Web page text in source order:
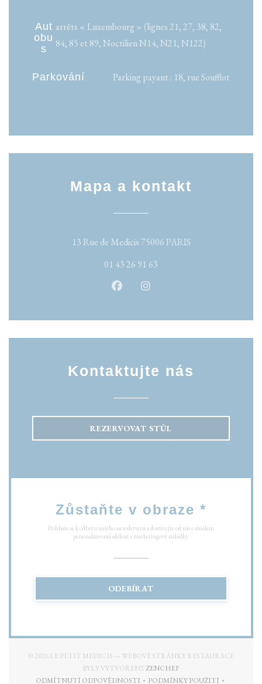
Aut
obu
s
arrêts « Luxembourg » (lignes 21, 27, 38, 82,
84, 85 et 89, Noctilien N14, N21, N122)
Parkování Parking payant : 18, rue Soufflot
Mapa a kontakt
13 Rue de Medicis 75006 PARIS((otevře se v
01 43 26 91 63
Facebook ((otevře se v novém
Instagram ((otevře se v
Kontaktujte nás
REZERVOVAT STŮL
Zůstaňte v obraze *
Přihlaste se k odběru našeho newsletteru a dostávejte od nás e-mailem
personalizovaná sdělení a marketingové nabídky.
ODEBÍRAT
© 2026 LE PETIT MEDICIS — WEBOVÉ STRÁNKY RESTAURACE
BYLY VYTVOŘENYZENCHEF((OTEVŘE SE V NOVÉM
ODMÍTNUTÍ ODPOVĚDNOSTI
PODMÍNKY POUŽITÍ